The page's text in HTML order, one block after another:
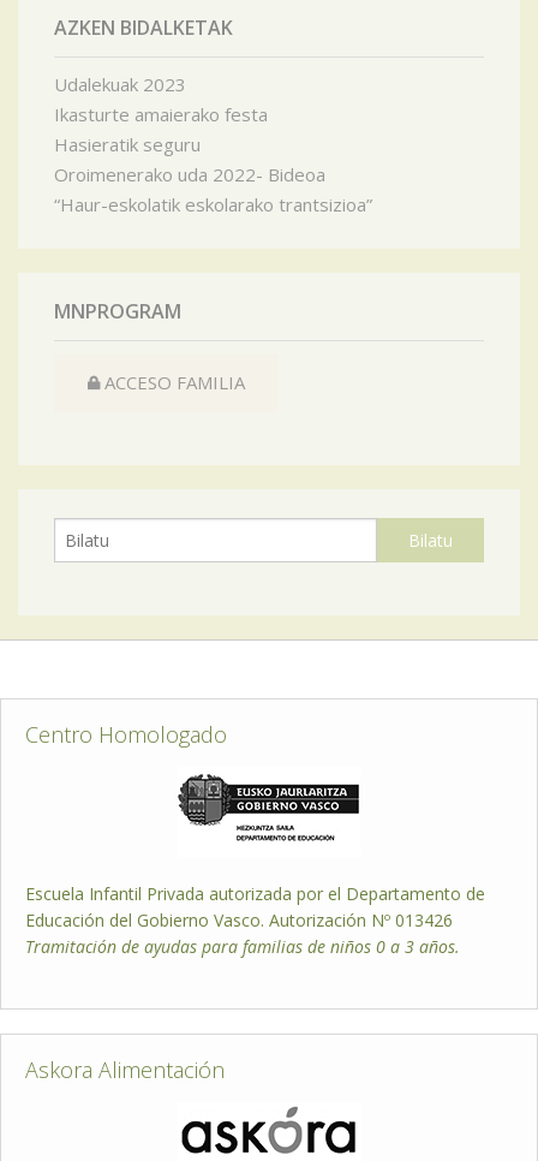
AZKEN BIDALKETAK
Udalekuak 2023
Ikasturte amaierako festa
Hasieratik seguru
Oroimenerako uda 2022- Bideoa
“Haur-eskolatik eskolarako trantsizioa”
MNPROGRAM
ACCESO FAMILIA
Centro Homologado
Escuela Infantil Privada autorizada por el Departamento de
Educación del Gobierno Vasco. Autorización Nº 013426
Tramitación de ayudas para familias de niños 0 a 3 años.
Askora Alimentación